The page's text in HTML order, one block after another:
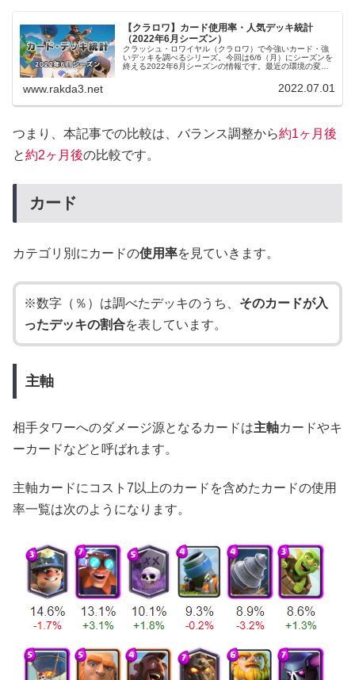
【クラロワ】カード使用率・人気デッキ統計
（2022年6月シーズン）
クラッシュ・ロワイヤル（クラロワ）で今強いカード・強
いデッキを調べるシリーズ。今回は6/6（月）にシーズンを
終える2022年6月シーズンの情報です。最近の環境の変化
www.rakda3.net 2022.07.01
つまり、本記事での比較は、バランス調整から約1ヶ月後
と約2ヶ月後の比較です。
カード
カテゴリ別にカードの使用率を見ていきます。
※数字（％）は調べたデッキのうち、 そのカードが入
ったデッキの割合を表しています。
主軸
相手タワーへのダメージ源となるカードは主軸カードやキ
ーカードなどと呼ばれます。
主軸カードにコスト7以上のカードを含めたカードの使用
率一覧は次のようになります。